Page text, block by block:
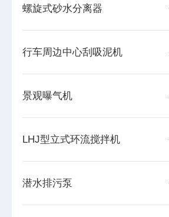
螺旋式砂水分离器
行车周边中心刮吸泥机
景观曝气机
LHJ型立式环流搅拌机
潜水排污泵